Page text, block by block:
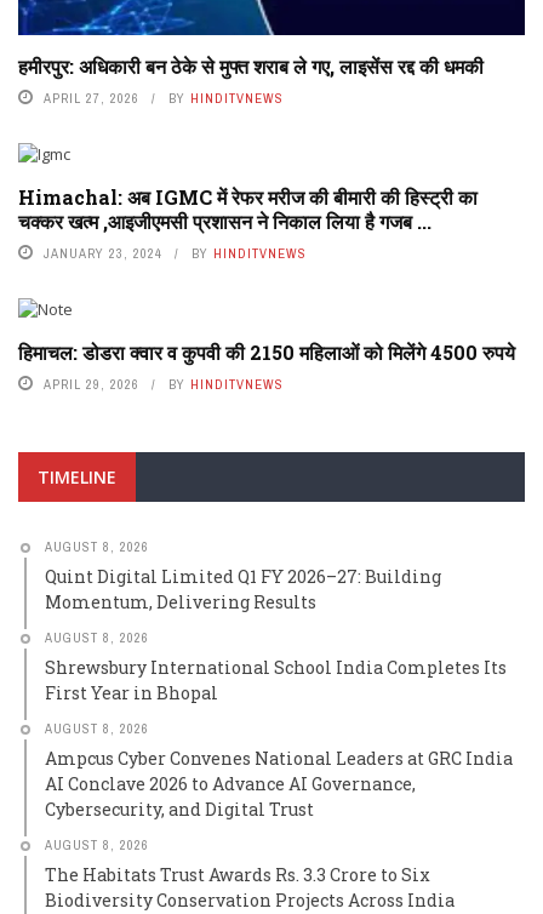
हमीरपुर: अधिकारी बन ठेके से मुफ्त शराब ले गए, लाइसेंस रद्द की धमकी
APRIL 27, 2026 BY HINDITVNEWS
Himachal: अब IGMC में रेफर मरीज की बीमारी की हिस्ट्री का
चक्कर खत्म ,आइजीएमसी प्रशासन ने निकाल लिया है गजब ...
JANUARY 23, 2024 BY HINDITVNEWS
हिमाचल: डोडरा क्वार व कुपवी की 2150 महिलाओं को मिलेंगे 4500 रुपये
APRIL 29, 2026 BY HINDITVNEWS
TIMELINE
AUGUST 8, 2026
Quint Digital Limited Q1 FY 2026–27: Building
Momentum, Delivering Results
AUGUST 8, 2026
Shrewsbury International School India Completes Its
First Year in Bhopal
AUGUST 8, 2026
Ampcus Cyber Convenes National Leaders at GRC India
AI Conclave 2026 to Advance AI Governance,
Cybersecurity, and Digital Trust
AUGUST 8, 2026
The Habitats Trust Awards Rs. 3.3 Crore to Six
Biodiversity Conservation Projects Across India